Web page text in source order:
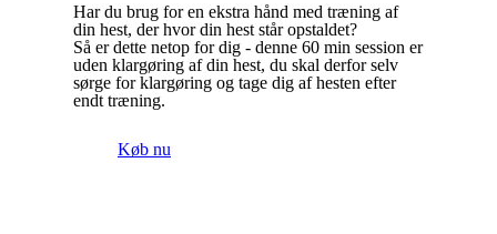
Har du brug for en ekstra hånd med træning af
din hest, der hvor din hest står opstaldet?
Så er dette netop for dig - denne 60 min session er
uden klargøring af din hest, du skal derfor selv
sørge for klargøring og tage dig af hesten efter
endt træning.
Køb nu